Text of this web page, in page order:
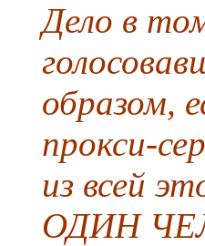
Дело в
образом,
прокси-
из всей
ОДИН